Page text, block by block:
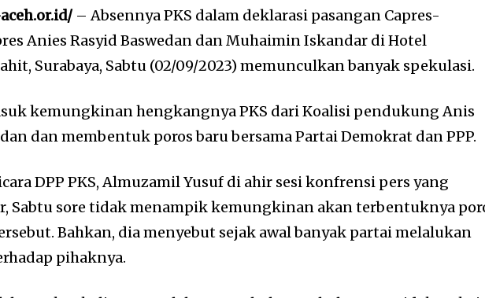
– Absennya PKS dalam deklarasi pasangan Capres-
Anies Rasyid Baswedan dan Muhaimin Iskandar di Hotel
Surabaya, Sabtu (02/09/2023) memunculkan banyak spekulasi.
kemungkinan hengkangnya PKS dari Koalisi pendukung Anis
dan membentuk poros baru bersama Partai Demokrat dan PPP.
DPP PKS, Almuzamil Yusuf di ahir sesi konfrensi pers yang
Sabtu sore tidak menampik kemungkinan akan terbentuknya
Bahkan, dia menyebut sejak awal banyak partai melalukan
pihaknya.